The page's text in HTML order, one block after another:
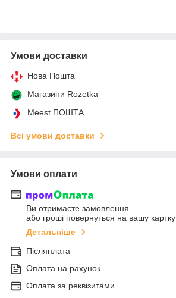
Умови доставки
Нова Пошта
Магазини Rozetka
Meest ПОШТА
Всі умови доставки
Умови оплати
Ви отримаєте замовлення
або гроші повернуться на вашу картку
Детальніше
Післяплата
Оплата на рахунок
Оплата за реквізитами